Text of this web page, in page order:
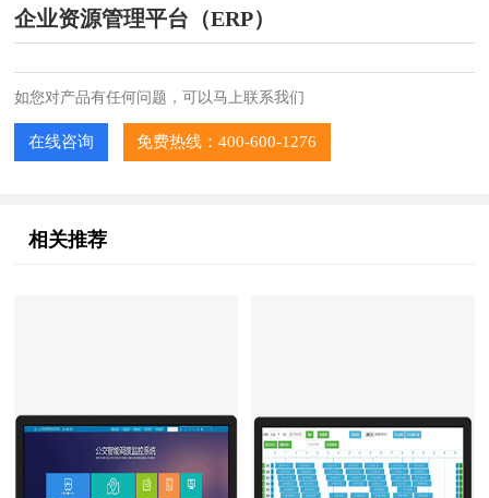
企业资源管理平台（ERP）
如您对产品有任何问题，可以马上联系我们
在线咨询 免费热线：400-600-1276
相关推荐